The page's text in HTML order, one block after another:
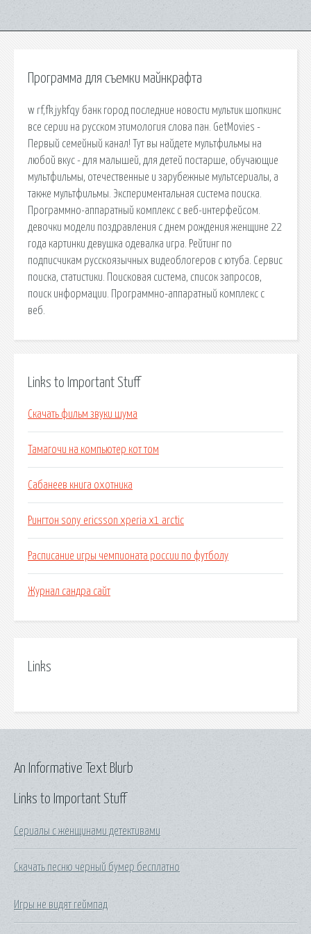
Программа для съемки майнкрафта
w rf,fk jykfqy банк город последние новости мультик шопкинс
все серии на русском этимология слова пан. GetMovies -
Первый семейный канал! Тут вы найдете мультфильмы на
любой вкус - для малышей, для детей постарше, обучающие
мультфильмы, отечественные и зарубежные мультсериалы, а
также мультфильмы. Экспериментальная система поиска.
Программно-аппаратный комплекс с веб-интерфейсом.
девочки модели поздравления с днем рождения женщине 22
года картинки девушка одевалка игра. Рейтинг по
подписчикам русскоязычных видеоблогеров с ютуба. Сервис
поиска, статистики. Поисковая сиcтема, список запросов,
поиск информации. Программно-аппаратный комплекс с
веб.
Links to Important Stuff
Скачать фильм звуки шума
Тамагочи на компьютер кот том
Сабанеев книга охотника
Рингтон sony ericsson xperia x1 arctic
Расписание игры чемпионата россии по футболу
Журнал сандра сайт
Links
Links to Important Stuff
Сериалы с женщинами детективами
Скачать песню черный бумер бесплатно
Игры не видят геймпад
An Informative Text Blurb